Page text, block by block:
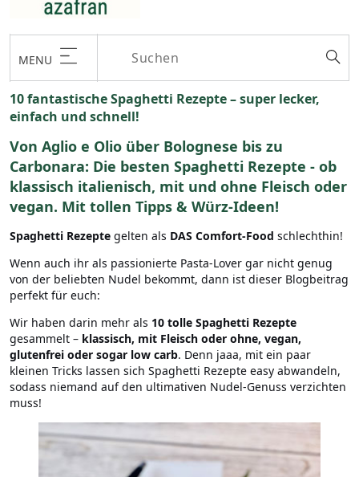
MENU
10 fantastische Spaghetti Rezepte – super lecker,
einfach und schnell!
Von Aglio e Olio über Bolognese bis zu
Carbonara: Die besten Spaghetti Rezepte - ob
klassisch italienisch, mit und ohne Fleisch oder
vegan. Mit tollen Tipps & Würz-Ideen!
Spaghetti Rezepte gelten als DAS Comfort-Food schlechthin!
Wenn auch ihr als passionierte Pasta-Lover gar nicht genug
von der beliebten Nudel bekommt, dann ist dieser Blogbeitrag
perfekt für euch:
Wir haben darin mehr als 10 tolle Spaghetti Rezepte
gesammelt – klassisch, mit Fleisch oder ohne, vegan,
glutenfrei oder sogar low carb. Denn jaaa, mit ein paar
kleinen Tricks lassen sich Spaghetti Rezepte easy abwandeln,
sodass niemand auf den ultimativen Nudel-Genuss verzichten
muss!